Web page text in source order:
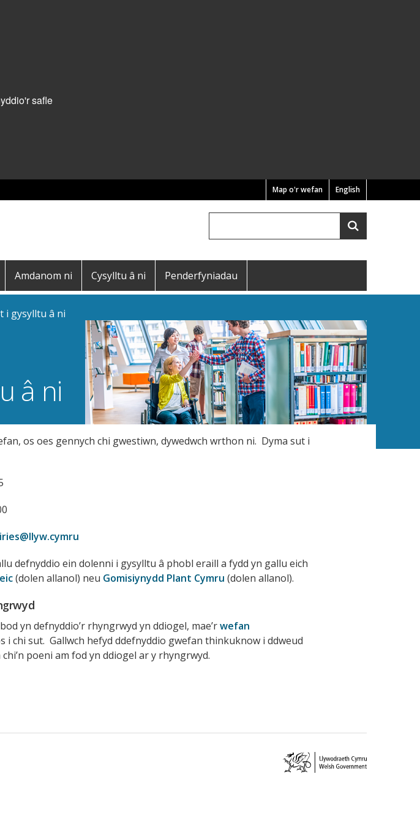
safle
English
Map o'r wefan
Search
Amdanom ni Cysylltu â ni Penderfyniadau
i gysylltu â ni
â ni
os oes gennych chi gwestiwn, dywedwch wrthon ni. Dyma sut i
defnyddio ein dolenni i gysylltu â phobl eraill a fydd yn gallu eich
(dolen allanol) neu Gomisiynydd Plant Cymru (dolen allanol).
yn defnyddio’r rhyngrwyd yn ddiogel, mae’rwefan
i chi sut. Gallwch hefyd ddefnyddio gwefan thinkuknow i ddweud
poeni am fod yn ddiogel ar y rhyngrwyd.